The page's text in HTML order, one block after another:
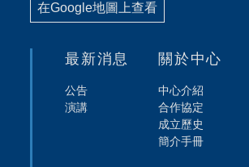
在Google地圖上查看
最新消息
公告
演講
關於中心
中心介紹
合作協定
成立歷史
簡介手冊